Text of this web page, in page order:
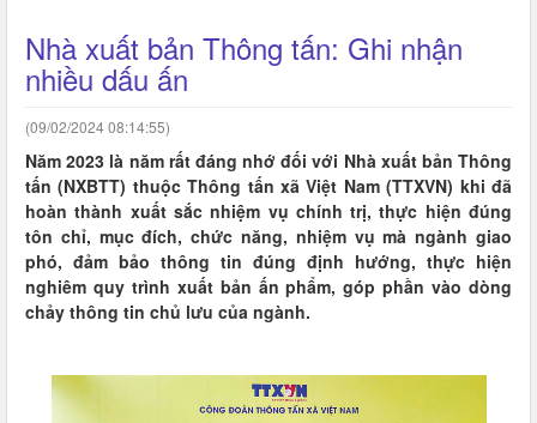
Nhà xuất bản Thông tấn: Ghi nhận
nhiều dấu ấn
(09/02/2024 08:14:55)
Năm 2023 là năm rất đáng nhớ đối với Nhà xuất bản Thông
tấn (NXBTT) thuộc Thông tấn xã Việt Nam (TTXVN) khi đã
hoàn thành xuất sắc nhiệm vụ chính trị, thực hiện đúng
tôn chỉ, mục đích, chức năng, nhiệm vụ mà ngành giao
phó, đảm bảo thông tin đúng định hướng, thực hiện
nghiêm quy trình xuất bản ấn phẩm, góp phần vào dòng
chảy thông tin chủ lưu của ngành.